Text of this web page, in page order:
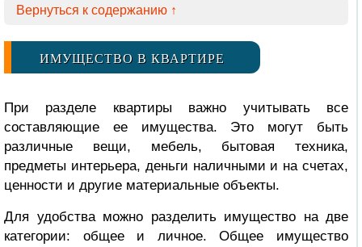
Вернуться к содержанию ↑
ИМУЩЕСТВО В КВАРТИРЕ
При разделе квартиры важно учитывать все
составляющие ее имущества. Это могут быть
различные вещи, мебель, бытовая техника,
предметы интерьера, деньги наличными и на счетах,
ценности и другие материальные объекты.
Для удобства можно разделить имущество на две
категории: общее и личное. Общее имущество